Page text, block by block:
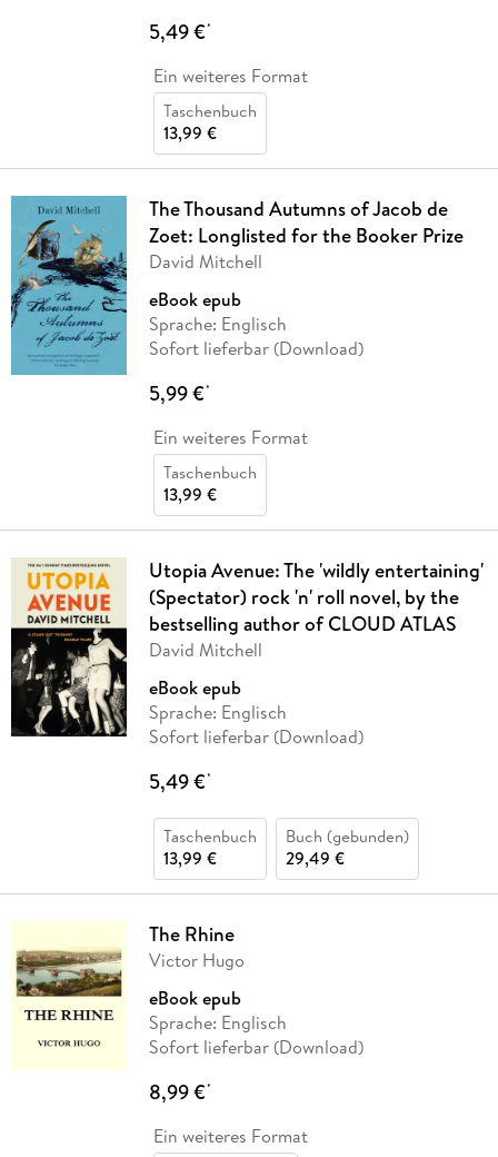
5,49 €*
Ein weiteres Format
Taschenbuch
13,99 €
The Thousand Autumns of Jacob de
Zoet: Longlisted for the Booker Prize
David Mitchell
eBook epub
Sprache: Englisch
Sofort lieferbar (Download)
5,99 €*
Ein weiteres Format
Taschenbuch
13,99 €
Utopia Avenue: The 'wildly entertaining'
(Spectator) rock 'n' roll novel, by the
bestselling author of CLOUD ATLAS
David Mitchell
eBook epub
Sprache: Englisch
Sofort lieferbar (Download)
5,49 €*
Taschenbuch
13,99 €
Buch (gebunden)
29,49 €
The Rhine
Victor Hugo
eBook epub
Sprache: Englisch
Sofort lieferbar (Download)
8,99 €*
Ein weiteres Format